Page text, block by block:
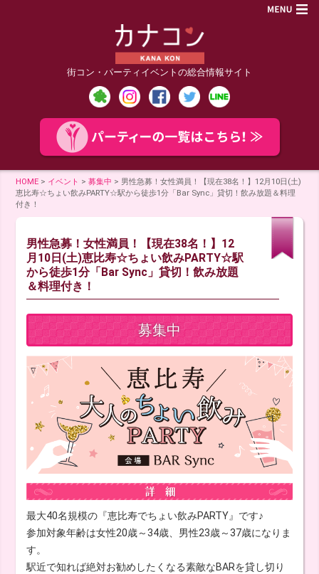
街コン・パーティイベントの総合情報サイト
HOME > イベント >募集中 > 男性急募！女性満員！【現在38名！】12月10日(土)
恵比寿☆ちょい飲みPARTY☆駅から徒歩1分「Bar Sync」貸切！飲み放題＆料理
付き！
男性急募！女性満員！【現在38名！】12
月10日(土)恵比寿☆ちょい飲みPARTY☆駅
から徒歩1分「Bar Sync」貸切！飲み放題
＆料理付き！
募集中
最大40名規模の『恵比寿でちょい飲みPARTY』です♪
参加対象年齢は女性20歳～34歳、男性23歳～37歳になりま
す。
駅近で知れば絶対お勧めしたくなる素敵なBARを貸し切り